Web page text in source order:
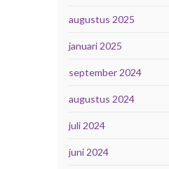
augustus 2025
januari 2025
september 2024
augustus 2024
juli 2024
juni 2024